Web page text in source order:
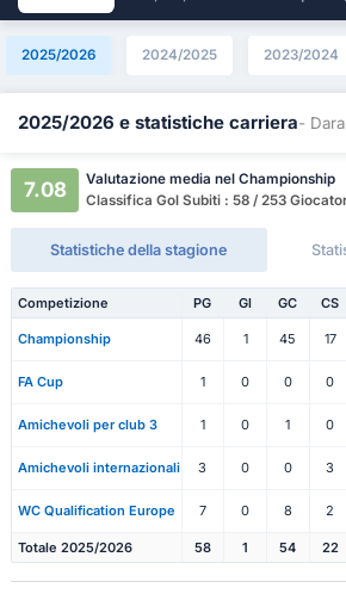
2025/2026 2024/2025 2023/2024
2025/2026 e statistiche carriera-
7.08
Valutazione media nel Championship
Classifica Gol Subiti : 58 / 253
Statistiche della stagione
Competizione PG Gl GC CS
Championship 46 1 45 17
FA Cup 1 0 0 0
Amichevoli per club 3 1 0 1 0
Amichevoli internazionali 3 0 0 3
WC Qualification Europe 7 0 8 2
Totale 2025/2026 58 1 54 22